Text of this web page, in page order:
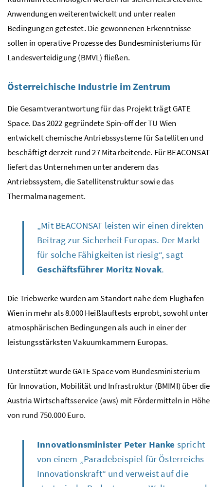
Anwendungen weiterentwickelt und unter realen
Bedingungen getestet. Die gewonnenen Erkenntnisse
sollen in operative Prozesse des Bundesministeriums für
Landesverteidigung (BMVL) fließen.
Österreichische Industrie im Zentrum
Die Gesamtverantwortung für das Projekt trägtGATE
Space. Das 2022 gegründete Spin-offder TU Wien
entwickelt chemische Antriebssysteme für Satelliten und
beschäftigt derzeit rund 27 Mitarbeitende. Für BEACONSAT
liefert das Unternehmen unter anderem das
Antriebssystem, die Satellitenstruktur sowie das
Thermalmanagement.
„Mit BEACONSAT leisten wir einen direkten
Beitrag zur Sicherheit Europas. Der Markt
für solche Fähigkeiten ist riesig“, sagt
Geschäftsführer Moritz Novak.
Die Triebwerke wurden am Standort nahe dem Flughafen
Wien in mehr als 8.000 Heißlauftests erprobt, sowohl unter
atmosphärischen Bedingungen als auch in einer der
leistungsstärksten Vakuumkammern Europas.
Unterstützt wurde GATE Space vom Bundesministerium
für Innovation, Mobilität und Infrastruktur (BMIMI) über die
Austria Wirtschaftsservice (aws) mit Fördermitteln in Höhe
von rund 750.000 Euro.
Innovationsminister Peter Hanke spricht
von einem „Paradebeispiel für Österreichs
Innovationskraft“ und verweist auf die